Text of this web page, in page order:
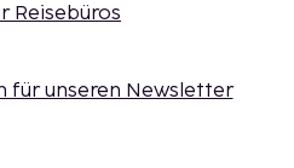
Reisebüros
für unseren Newsletter